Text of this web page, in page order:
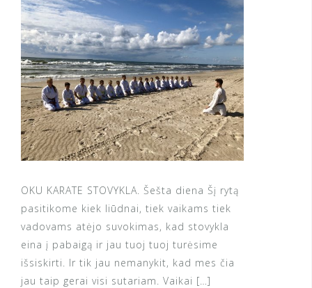
OKU KARATE STOVYKLA. Šešta diena Šį rytą
pasitikome kiek liūdnai, tiek vaikams tiek
vadovams atėjo suvokimas, kad stovykla
eina į pabaigą ir jau tuoj tuoj turėsime
išsiskirti. Ir tik jau nemanykit, kad mes čia
jau taip gerai visi sutariam. Vaikai […]